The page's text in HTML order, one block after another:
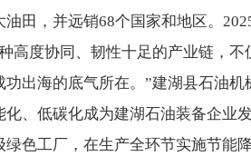
油田，并远销68个国家和地区。
高度协同、韧性十足的产业链，
功出海的底气所在。”建湖县石油
化、低碳化成为建湖石油装备企业
绿色工厂，在生产全环节实施节能